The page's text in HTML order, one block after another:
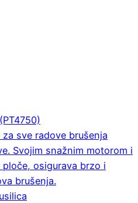
sve radove brušenja
Svojim snažnim motorom i
osigurava brzo i
brušenja.